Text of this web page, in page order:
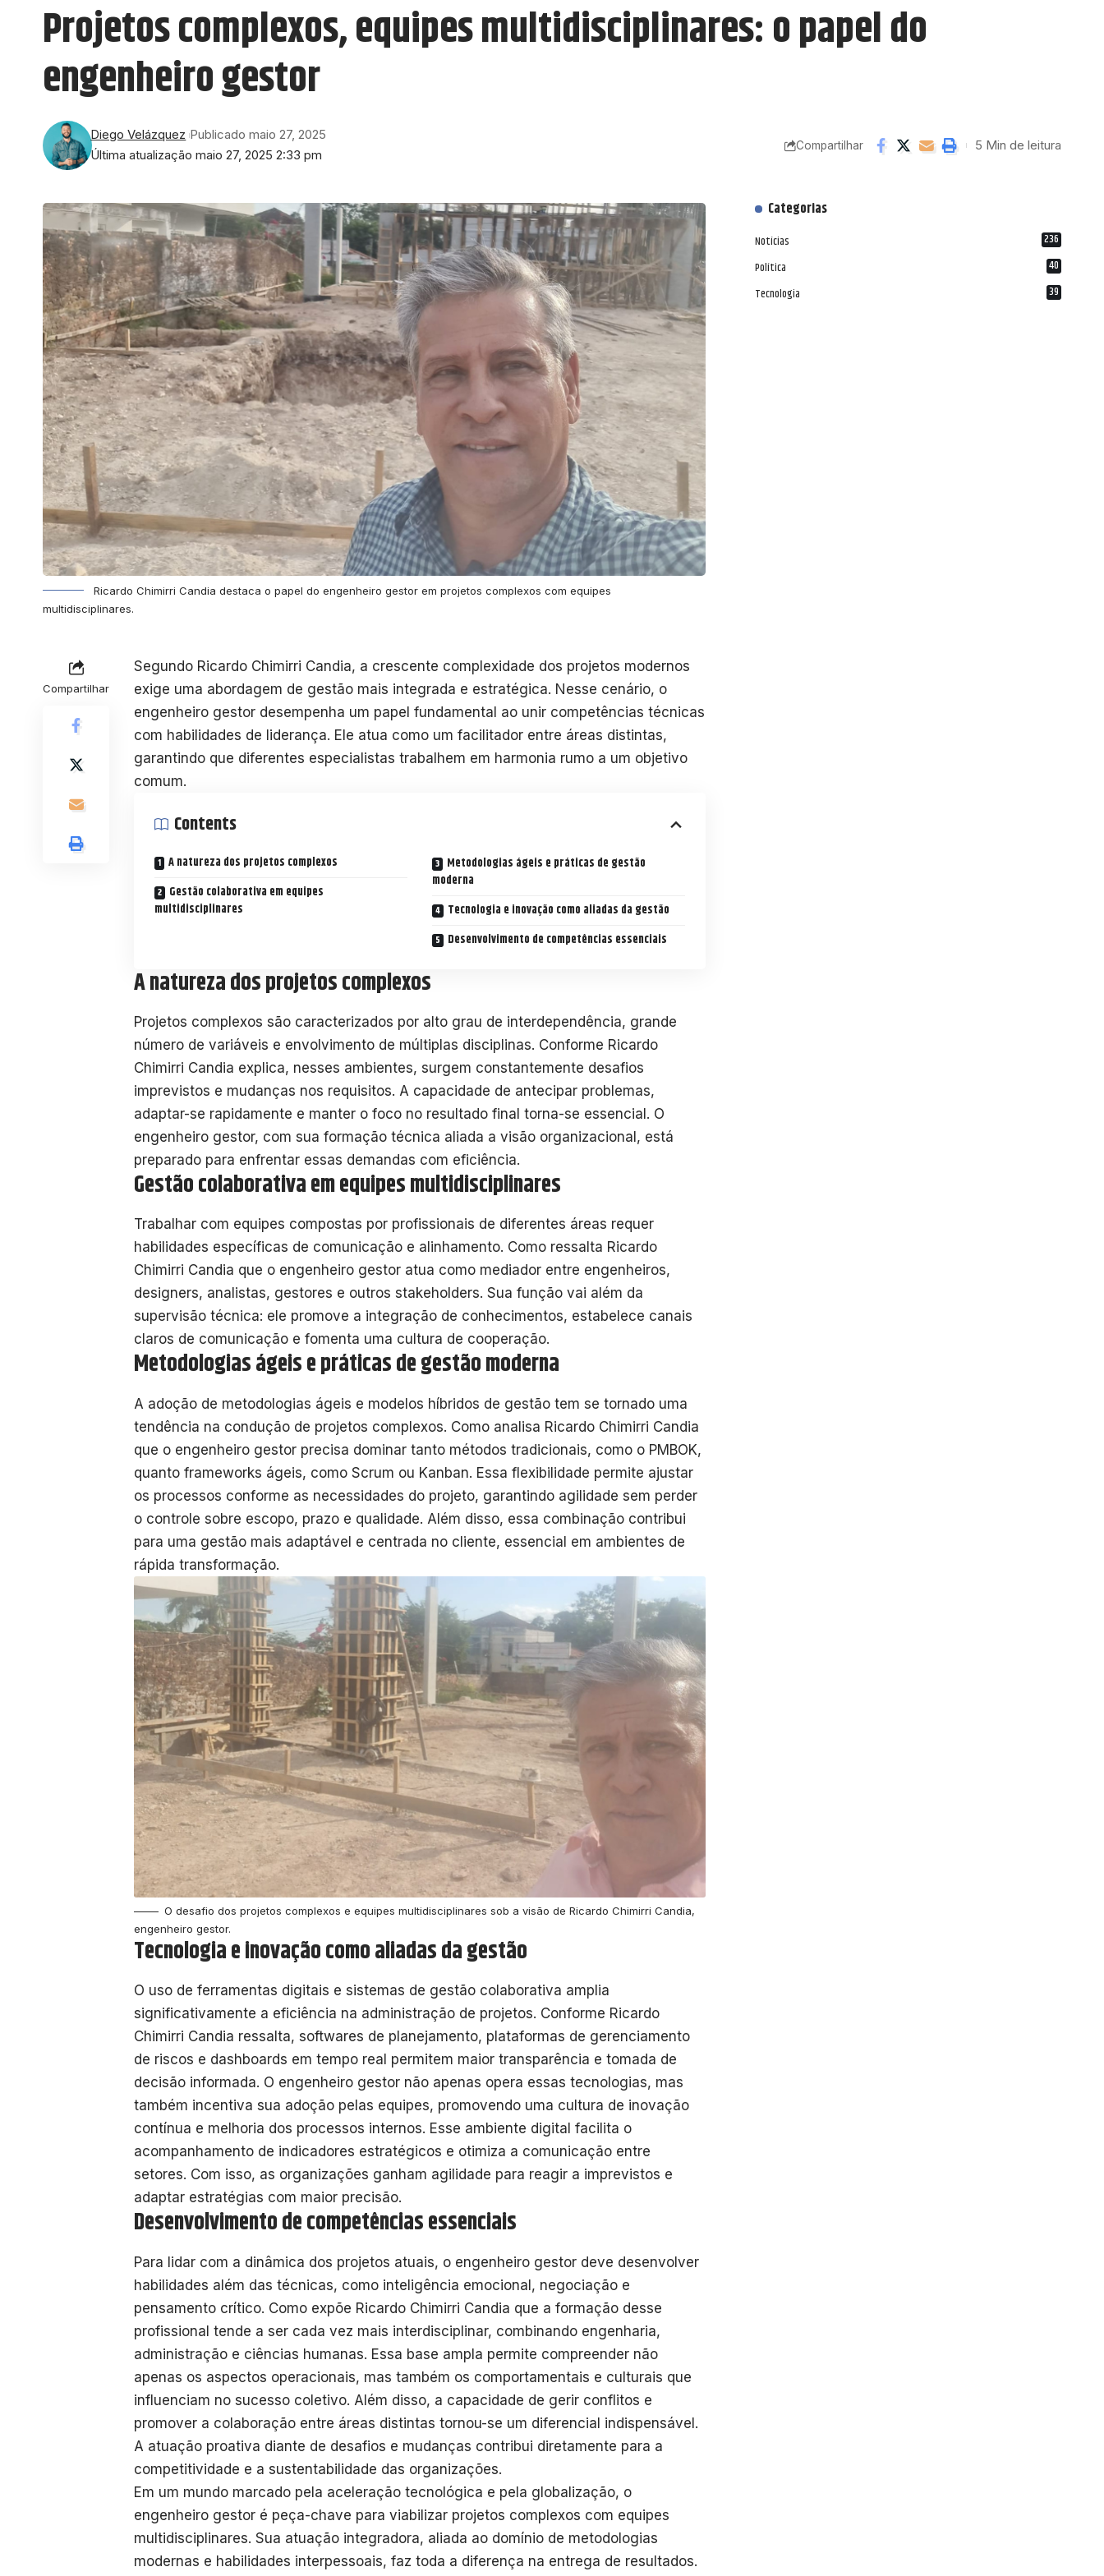
Projetos complexos, equipes multidisciplinares: o papel do
engenheiro gestor
Última atualização maio 27, 2025 2:33 pm
Diego Velázquez Publicado maio 27, 2025
Compartilhar 5 Min de leitura
Ricardo Chimirri Candia destaca o papel do engenheiro gestor em projetos complexos com equipes
multidisciplinares.
Compartilhar
Segundo Ricardo Chimirri Candia, a crescente complexidade dos projetos modernos
exige uma abordagem de gestão mais integrada e estratégica. Nesse cenário, o
engenheiro gestor desempenha um papel fundamental ao unir competências técnicas
com habilidades de liderança. Ele atua como um facilitador entre áreas distintas,
garantindo que diferentes especialistas trabalhem em harmonia rumo a um objetivo
comum.
Contents
A natureza dos projetos complexos
Gestão colaborativa em equipes
multidisciplinares
Metodologias ágeis e práticas de gestão
moderna
Tecnologia e inovação como aliadas da gestão
Desenvolvimento de competências essenciais
A natureza dos projetos complexos
Projetos complexos são caracterizados por alto grau de interdependência, grande
número de variáveis e envolvimento de múltiplas disciplinas. Conforme Ricardo
Chimirri Candia explica, nesses ambientes, surgem constantemente desafios
imprevistos e mudanças nos requisitos. A capacidade de antecipar problemas,
adaptar-se rapidamente e manter o foco no resultado final torna-se essencial. O
engenheiro gestor, com sua formação técnica aliada a visão organizacional, está
preparado para enfrentar essas demandas com eficiência.
Gestão colaborativa em equipes multidisciplinares
Trabalhar com equipes compostas por profissionais de diferentes áreas requer
habilidades específicas de comunicação e alinhamento. Como ressalta Ricardo
Chimirri Candia que o engenheiro gestor atua como mediador entre engenheiros,
designers, analistas, gestores e outros stakeholders. Sua função vai além da
supervisão técnica: ele promove a integração de conhecimentos, estabelece canais
claros de comunicação e fomenta uma cultura de cooperação.
Metodologias ágeis e práticas de gestão moderna
A adoção de metodologias ágeis e modelos híbridos de gestão tem se tornado uma
tendência na condução de projetos complexos. Como analisa Ricardo Chimirri Candia
que o engenheiro gestor precisa dominar tanto métodos tradicionais, como o PMBOK,
quanto frameworks ágeis, como Scrum ou Kanban. Essa flexibilidade permite ajustar
os processos conforme as necessidades do projeto, garantindo agilidade sem perder
o controle sobre escopo, prazo e qualidade. Além disso, essa combinação contribui
para uma gestão mais adaptável e centrada no cliente, essencial em ambientes de
rápida transformação.
O desafio dos projetos complexos e equipes multidisciplinares sob a visão de Ricardo Chimirri Candia,
engenheiro gestor.
Tecnologia e inovação como aliadas da gestão
O uso de ferramentas digitais e sistemas de gestão colaborativa amplia
significativamente a eficiência na administração de projetos. Conforme Ricardo
Chimirri Candia ressalta, softwares de planejamento, plataformas de gerenciamento
de riscos e dashboards em tempo real permitem maior transparência e tomada de
decisão informada. O engenheiro gestor não apenas opera essas tecnologias, mas
também incentiva sua adoção pelas equipes, promovendo uma cultura de inovação
contínua e melhoria dos processos internos. Esse ambiente digital facilita o
acompanhamento de indicadores estratégicos e otimiza a comunicação entre
setores. Com isso, as organizações ganham agilidade para reagir a imprevistos e
adaptar estratégias com maior precisão.
Desenvolvimento de competências essenciais
Para lidar com a dinâmica dos projetos atuais, o engenheiro gestor deve desenvolver
habilidades além das técnicas, como inteligência emocional, negociação e
pensamento crítico. Como expõe Ricardo Chimirri Candia que a formação desse
profissional tende a ser cada vez mais interdisciplinar, combinando engenharia,
administração e ciências humanas. Essa base ampla permite compreender não
apenas os aspectos operacionais, mas também os comportamentais e culturais que
influenciam no sucesso coletivo. Além disso, a capacidade de gerir conflitos e
promover a colaboração entre áreas distintas tornou-se um diferencial indispensável.
A atuação proativa diante de desafios e mudanças contribui diretamente para a
competitividade e a sustentabilidade das organizações.
Em um mundo marcado pela aceleração tecnológica e pela globalização, o
engenheiro gestor é peça-chave para viabilizar projetos complexos com equipes
multidisciplinares. Sua atuação integradora, aliada ao domínio de metodologias
modernas e habilidades interpessoais, faz toda a diferença na entrega de resultados.
Categorias
Notícias 236
Política 40
Tecnologia 39